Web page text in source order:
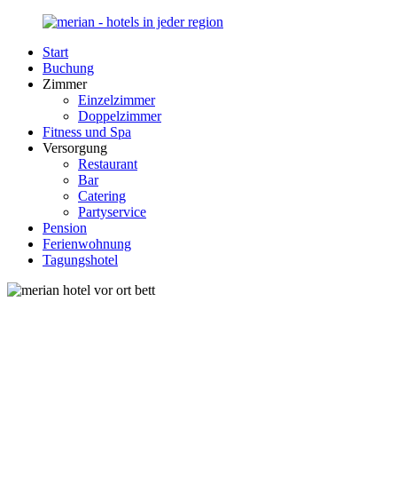
Zurück
Inhalt
Merian-
Hotel.de
Portal
Unterkunft
Deutschland
Start
Buchung
Zimmer
Einzelzimmer
Doppelzimmer
Fitness und Spa
Versorgung
Restaurant
Bar
Catering
Partyservice
Pension
Ferienwohnung
Tagungshotel